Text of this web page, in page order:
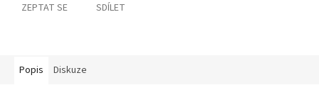
ZEPTAT SE SDÍLET
Popis Diskuze